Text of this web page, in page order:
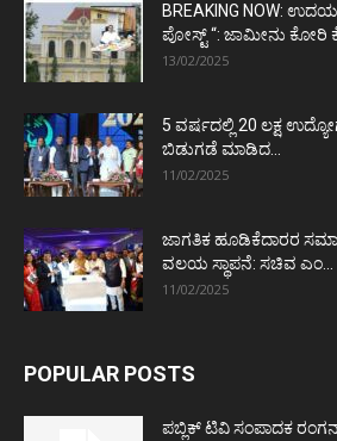
BREAKING NOW:
ಪೋಸ್ಟ್‌ “: ಜಾಮೀನು ಕೋರಿ
13/02/2025
5 ವರ್ಷದಲ್ಲಿ 20 ಲಕ್ಷ
ಬಿಡುಗಡೆ ಮಾಡಿದ...
11/02/2025
ಜಾಗತಿಕ ಹೂಡಿಕೆದಾರರ
ವಲಯ ಸ್ಥಾಪನೆ: ಸಚಿವ ಎಂ...
11/02/2025
POPULAR POSTS
ಪಬ್ಲಿಕ್ ಟಿವಿ ಸಂಪಾದಕ